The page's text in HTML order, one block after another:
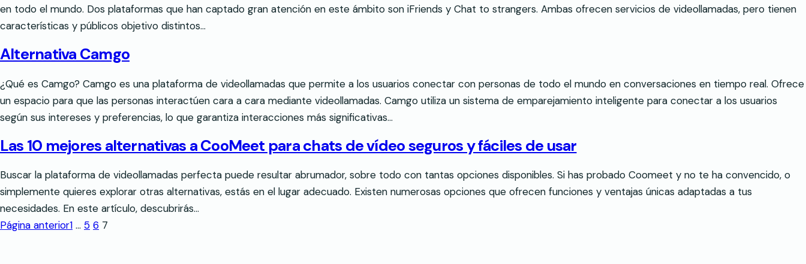
en todo el mundo. Dos plataformas que han captado gran atención en este ámbito son iFriends y Chat to strangers. Ambas ofrecen servicios de videollamadas, pero tienen
características y públicos objetivo distintos…
Alternativa Camgo
¿Qué es Camgo? Camgo es una plataforma de videollamadas que permite a los usuarios conectar con personas de todo el mundo en conversaciones en tiempo real. Ofrece
un espacio para que las personas interactúen cara a cara mediante videollamadas. Camgo utiliza un sistema de emparejamiento inteligente para conectar a los usuarios
según sus intereses y preferencias, lo que garantiza interacciones más significativas…
Las 10 mejores alternativas a CooMeet para chats de vídeo seguros y fáciles de usar
Buscar la plataforma de videollamadas perfecta puede resultar abrumador, sobre todo con tantas opciones disponibles. Si has probado Coomeet y no te ha convencido, o
simplemente quieres explorar otras alternativas, estás en el lugar adecuado. Existen numerosas opciones que ofrecen funciones y ventajas únicas adaptadas a tus
necesidades. En este artículo, descubrirás…
Página anterior1 … 5 6 7